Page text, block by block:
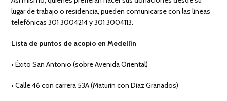
lugar de trabajo o residencia, pueden comunicarse con las líneas
telefónicas 301 3004214 y 301 3004113.
Lista de puntos de acopio en Medellín
• Éxito San Antonio (sobre Avenida Oriental)
• Calle 46 con carrera 53A (Maturín con Díaz Granados)